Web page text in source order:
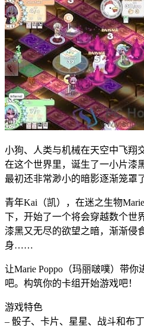
小狗、人类与机械在天空中飞翔
在这个世界里，诞生了一小片漆
最初还非常渺小的暗影逐渐笼
青年Kai（凯），在迷之生物
下，开始了一个将会穿越数个世
漆黑又无尽的欲望之暗，渐渐侵
身……
让Marie Poppo（玛丽啵噗）带
吧。构筑你的卡组开始游戏吧！
游戏特色
– 骰子、卡片、星星、战斗和布丁